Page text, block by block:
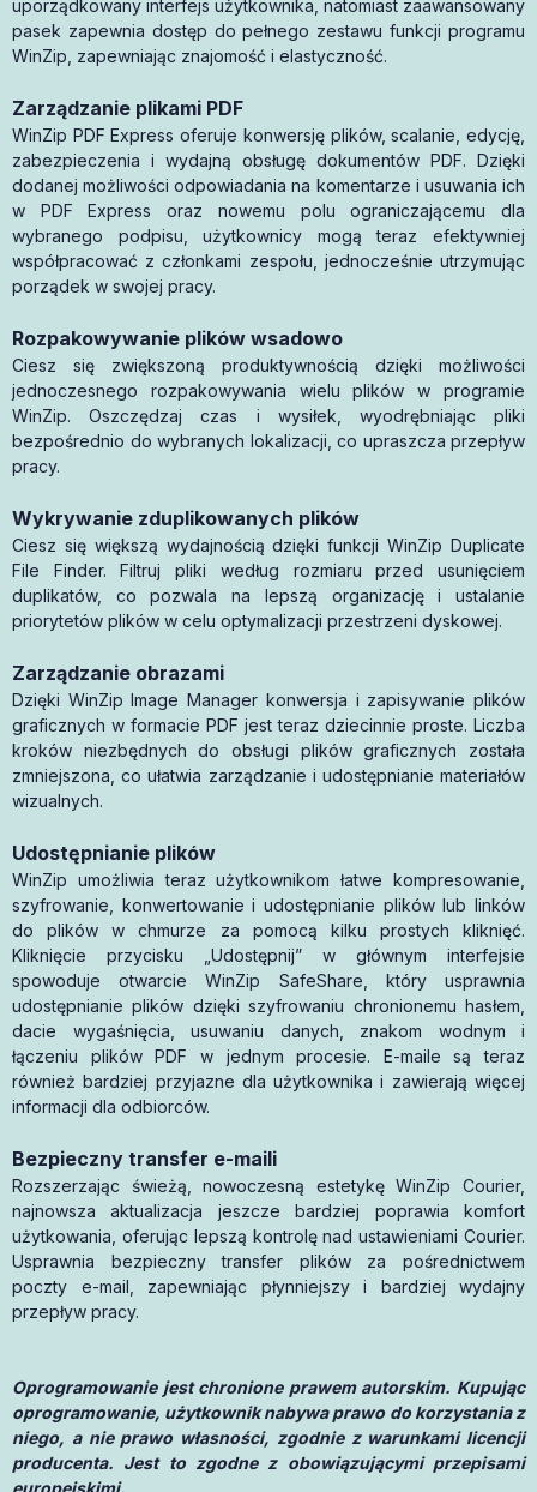
uporządkowany interfejs użytkownika, natomiast zaawansowany
pasek zapewnia dostęp do pełnego zestawu funkcji programu
WinZip, zapewniając znajomość i elastyczność.
Zarządzanie plikami PDF
WinZip PDF Express oferuje konwersję plików, scalanie, edycję,
zabezpieczenia i wydajną obsługę dokumentów PDF. Dzięki
dodanej możliwości odpowiadania na komentarze i usuwania ich
w PDF Express oraz nowemu polu ograniczającemu dla
wybranego podpisu, użytkownicy mogą teraz efektywniej
współpracować z członkami zespołu, jednocześnie utrzymując
porządek w swojej pracy.
Rozpakowywanie plików wsadowo
Ciesz się zwiększoną produktywnością dzięki możliwości
jednoczesnego rozpakowywania wielu plików w programie
WinZip. Oszczędzaj czas i wysiłek, wyodrębniając pliki
bezpośrednio do wybranych lokalizacji, co upraszcza przepływ
pracy.
Wykrywanie zduplikowanych plików
Ciesz się większą wydajnością dzięki funkcji WinZip Duplicate
File Finder. Filtruj pliki według rozmiaru przed usunięciem
duplikatów, co pozwala na lepszą organizację i ustalanie
priorytetów plików w celu optymalizacji przestrzeni dyskowej.
Zarządzanie obrazami
Dzięki WinZip Image Manager konwersja i zapisywanie plików
graficznych w formacie PDF jest teraz dziecinnie proste. Liczba
kroków niezbędnych do obsługi plików graficznych została
zmniejszona, co ułatwia zarządzanie i udostępnianie materiałów
wizualnych.
Udostępnianie plików
WinZip umożliwia teraz użytkownikom łatwe kompresowanie,
szyfrowanie, konwertowanie i udostępnianie plików lub linków
do plików w chmurze za pomocą kilku prostych kliknięć.
Kliknięcie przycisku „Udostępnij” w głównym interfejsie
spowoduje otwarcie WinZip SafeShare, który usprawnia
udostępnianie plików dzięki szyfrowaniu chronionemu hasłem,
dacie wygaśnięcia, usuwaniu danych, znakom wodnym i
łączeniu plików PDF w jednym procesie. E-maile są teraz
również bardziej przyjazne dla użytkownika i zawierają więcej
informacji dla odbiorców.
Bezpieczny transfer e-maili
Rozszerzając świeżą, nowoczesną estetykę WinZip Courier,
najnowsza aktualizacja jeszcze bardziej poprawia komfort
użytkowania, oferując lepszą kontrolę nad ustawieniami Courier.
Usprawnia bezpieczny transfer plików za pośrednictwem
poczty e-mail, zapewniając płynniejszy i bardziej wydajny
przepływ pracy.
Oprogramowanie jest chronione prawem autorskim. Kupując
oprogramowanie, użytkownik nabywa prawo do korzystania z
niego, a nie prawo własności, zgodnie z warunkami licencji
producenta. Jest to zgodne z obowiązującymi przepisami